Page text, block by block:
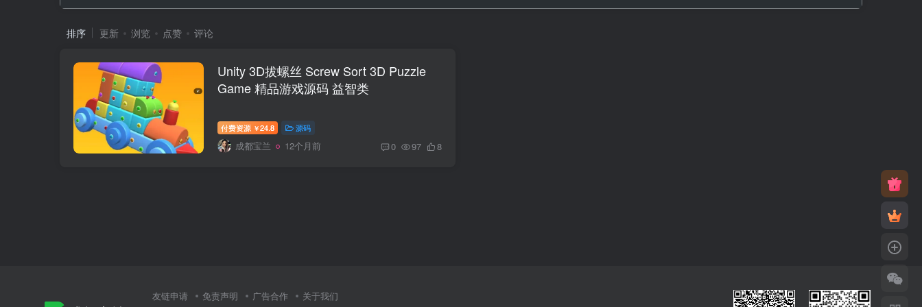
排序 更新 浏览 点赞 评论
Unity 3D拔螺丝 Screw Sort 3D Puzzle
Game 精品游戏源码 益智类
付费资源 ￥24.8 源码
成都宝兰 12个月前 0 97 8
友链申请 免责声明 广告合作 关于我们